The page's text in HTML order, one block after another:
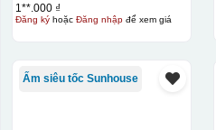
1**.000 ₫
Đăng kýhoặc Đăng nhậpđể xem giá
Ấm siêu tốc Sunhouse